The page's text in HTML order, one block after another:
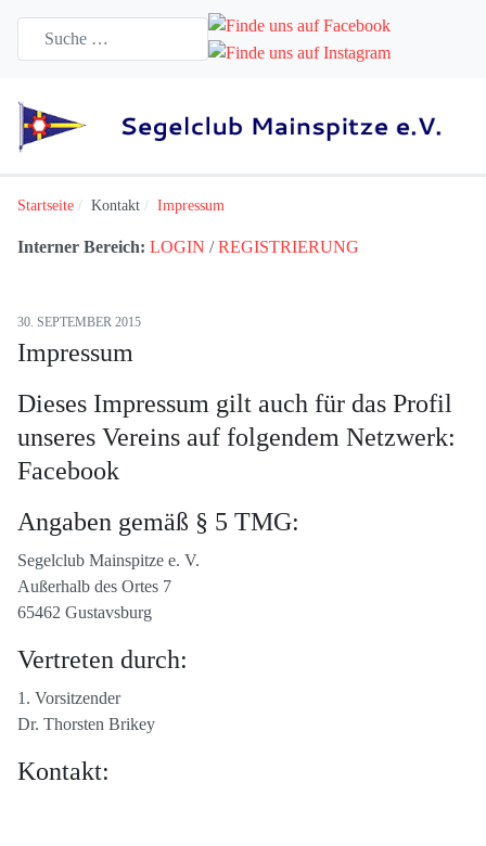
Startseite Kontakt Impressum
Interner Bereich: LOGIN /REGISTRIERUNG
30. SEPTEMBER 2015
Impressum
Dieses Impressum gilt auch für das Profil
unseres Vereins auf folgendem Netzwerk:
Facebook
Angaben gemäß § 5 TMG:
Segelclub Mainspitze e. V.
Außerhalb des Ortes 7
65462 Gustavsburg
Vertreten durch:
1. Vorsitzender
Dr. Thorsten Brikey
Kontakt: